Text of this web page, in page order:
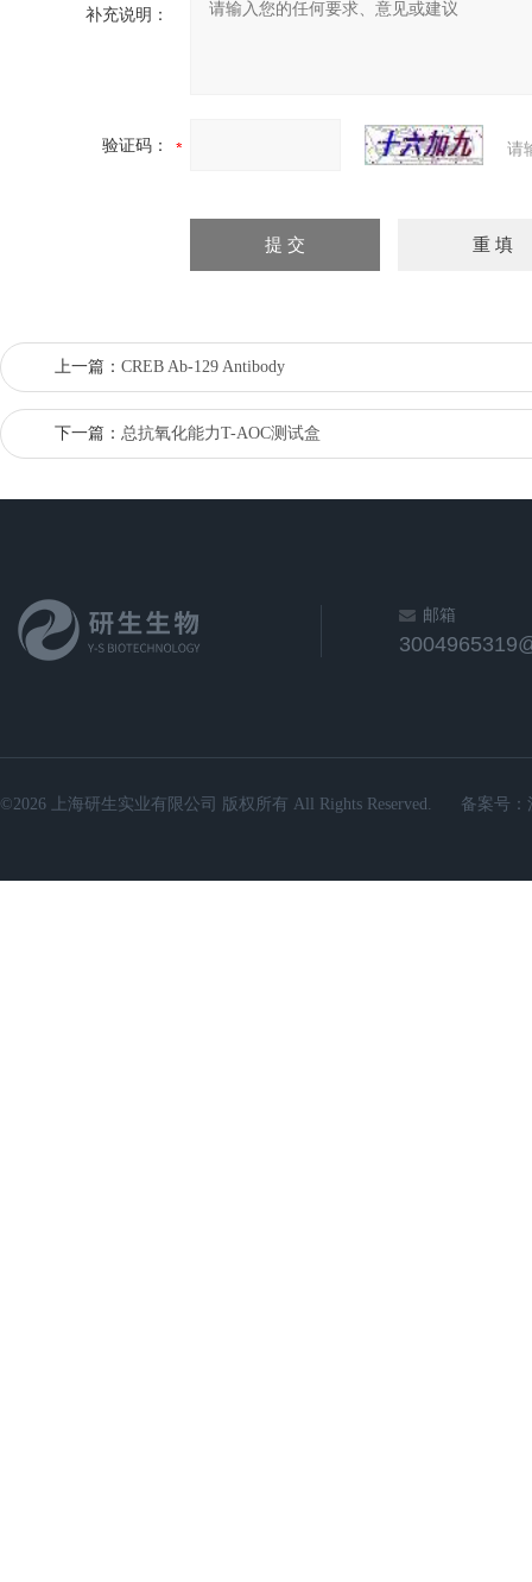
补充说明：
验证码： 请
上一篇： CREB Ab-129 Antibody
下一篇： 总抗氧化能力T-AOC测试盒
邮箱
©2026 上海研生实业有限公司 版权所有 All Rights Reserved. 备案号：